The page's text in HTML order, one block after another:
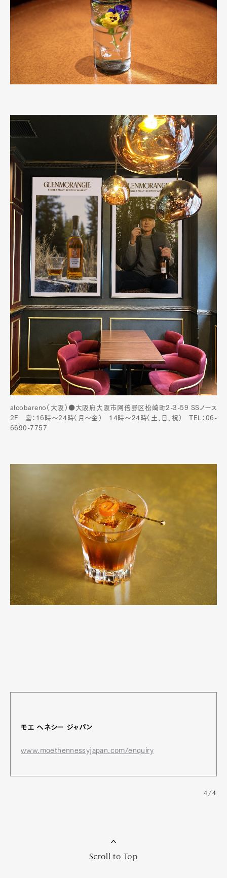
alcobareno（大阪）●大阪府大阪市阿倍野区松崎町2-3-59 SSノース
2F 営：16時～24時（月〜金） 14時〜24時（土、日、祝） TEL：06-
6690-7757
モエ ヘネシー ジャパン
www.moethennessyjapan.com/enquiry
4/4
Scroll to Top